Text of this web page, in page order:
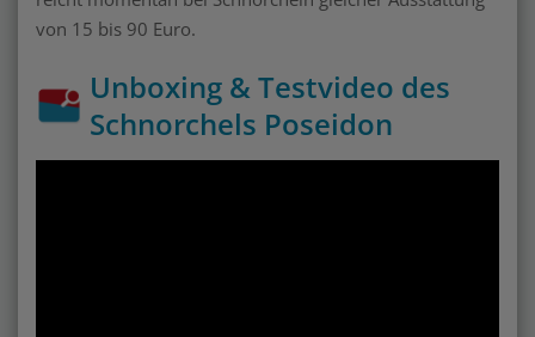
von 15 bis 90 Euro.
Unboxing & Testvideo des
Schnorchels Poseidon